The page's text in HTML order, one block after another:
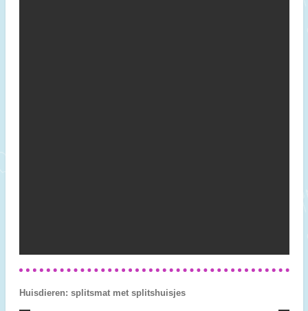
Huisdieren: splitsmat met splitshuisjes